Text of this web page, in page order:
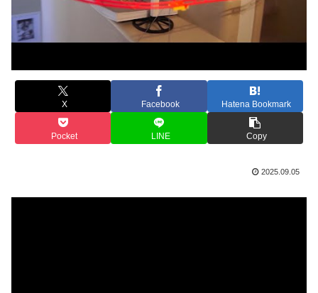
X Facebook Hatena Bookmark
Pocket LINE Copy
2025.09.05